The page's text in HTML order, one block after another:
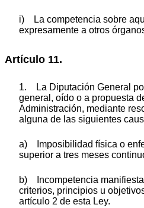
i) La competencia sobre
expresamente a otros
Artículo 11.
1. La Diputación General
general, oído o a propuesta
Administración, mediante
alguna de las siguientes
a) Imposibilidad física o
superior a tres meses
b) Incompetencia
criterios, principios u
artículo 2 de esta Ley.